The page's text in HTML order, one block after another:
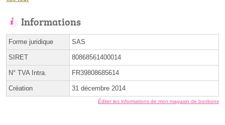
Informations
Forme juridique SAS
SIRET 80868561400014
N° TVA Intra. FR39808685614
Création 31 décembre 2014
Éditer les informations de mon magasin de bonbons